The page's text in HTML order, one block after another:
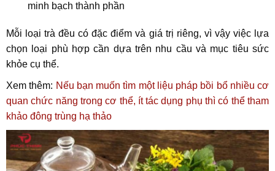
minh bạch thành phần
Mỗi loại trà đều có đặc điểm và giá trị riêng, vì vậy việc lựa
chọn loại phù hợp cần dựa trên nhu cầu và mục tiêu sức
khỏe cụ thể.
Xem thêm: Nếu bạn muốn tìm một liệu pháp bồi bổ nhiều cơ
quan chức năng trong cơ thể, ít tác dụng phụ thì có thể tham
khảo đông trùng hạ thảo